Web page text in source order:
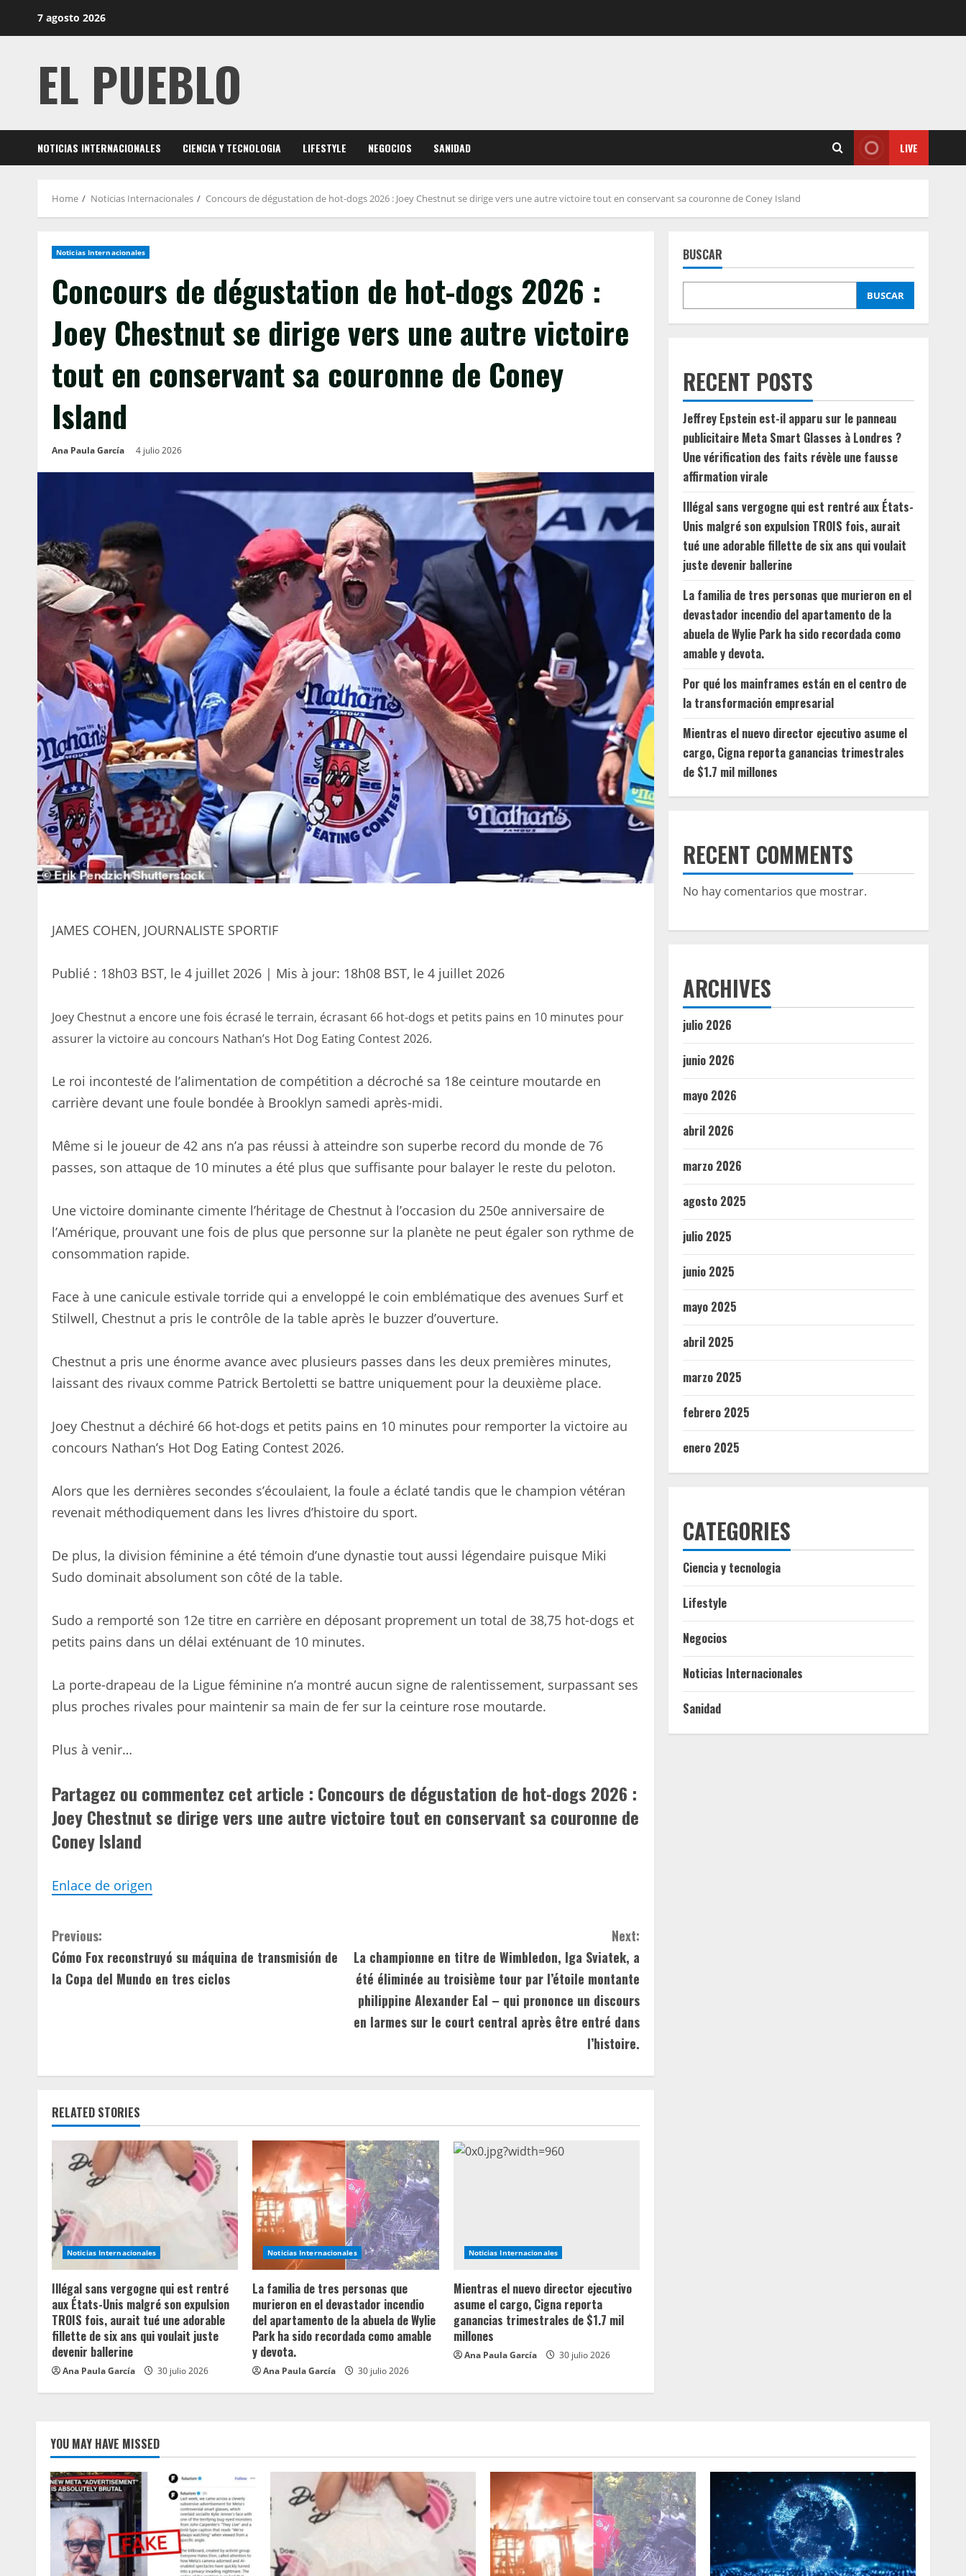
7 agosto 2026
EL PUEBLO
NOTICIAS INTERNACIONALES CIENCIA Y TECNOLOGIA LIFESTYLE NEGOCIOS SANIDAD LIVE
Home Noticias Internacionales Concours de dégustation de hot-dogs 2026 : Joey Chestnut se dirige vers une autre victoire tout en conservant sa couronne de Coney Island
Noticias Internacionales
Concours de dégustation de hot-dogs 2026 :
Joey Chestnut se dirige vers une autre victoire
tout en conservant sa couronne de Coney
Island
Ana Paula García 4 julio 2026
JAMES COHEN, JOURNALISTE SPORTIF
Publié : 18h03 BST, le 4 juillet 2026 | Mis à jour: 18h08 BST, le 4 juillet 2026
Joey Chestnut a encore une fois écrasé le terrain, écrasant 66 hot-dogs et petits pains en 10 minutes pour
assurer la victoire au concours Nathan’s Hot Dog Eating Contest 2026.
Le roi incontesté de l’alimentation de compétition a décroché sa 18e ceinture moutarde en
carrière devant une foule bondée à Brooklyn samedi après-midi.
Même si le joueur de 42 ans n’a pas réussi à atteindre son superbe record du monde de 76
passes, son attaque de 10 minutes a été plus que suffisante pour balayer le reste du peloton.
Une victoire dominante cimente l’héritage de Chestnut à l’occasion du 250e anniversaire de
l’Amérique, prouvant une fois de plus que personne sur la planète ne peut égaler son rythme de
consommation rapide.
Face à une canicule estivale torride qui a enveloppé le coin emblématique des avenues Surf et
Stilwell, Chestnut a pris le contrôle de la table après le buzzer d’ouverture.
Chestnut a pris une énorme avance avec plusieurs passes dans les deux premières minutes,
laissant des rivaux comme Patrick Bertoletti se battre uniquement pour la deuxième place.
Joey Chestnut a déchiré 66 hot-dogs et petits pains en 10 minutes pour remporter la victoire au
concours Nathan’s Hot Dog Eating Contest 2026.
Alors que les dernières secondes s’écoulaient, la foule a éclaté tandis que le champion vétéran
revenait méthodiquement dans les livres d’histoire du sport.
De plus, la division féminine a été témoin d’une dynastie tout aussi légendaire puisque Miki
Sudo dominait absolument son côté de la table.
Sudo a remporté son 12e titre en carrière en déposant proprement un total de 38,75 hot-dogs et
petits pains dans un délai exténuant de 10 minutes.
La porte-drapeau de la Ligue féminine n’a montré aucun signe de ralentissement, surpassant ses
plus proches rivales pour maintenir sa main de fer sur la ceinture rose moutarde.
Plus à venir…
Partagez ou commentez cet article : Concours de dégustation de hot-dogs 2026 :
Joey Chestnut se dirige vers une autre victoire tout en conservant sa couronne de
Coney Island
Enlace de origen
C
o
u
e
R
e
a
d
i
n
g
Previous:
Cómo Fox reconstruyó su máquina de transmisión de
la Copa del Mundo en tres ciclos
Next:
La championne en titre de Wimbledon, Iga Sviatek, a
été éliminée au troisième tour par l’étoile montante
philippine Alexander Eal – qui prononce un discours
en larmes sur le court central après être entré dans
l’histoire.
RELATED STORIES
Noticias Internacionales
Illégal sans vergogne qui est rentré
aux États-Unis malgré son expulsion
TROIS fois, aurait tué une adorable
fillette de six ans qui voulait juste
devenir ballerine
Ana Paula García 30 julio 2026
Noticias Internacionales
La familia de tres personas que
murieron en el devastador incendio
del apartamento de la abuela de Wylie
Park ha sido recordada como amable
y devota.
Ana Paula García 30 julio 2026
Noticias Internacionales
Mientras el nuevo director ejecutivo
asume el cargo, Cigna reporta
ganancias trimestrales de $1.7 mil
millones
Ana Paula García 30 julio 2026
BUSCAR
BUSCAR
RECENT POSTS
Jeffrey Epstein est-il apparu sur le panneau
publicitaire Meta Smart Glasses à Londres ?
Une vérification des faits révèle une fausse
affirmation virale
Illégal sans vergogne qui est rentré aux États-
Unis malgré son expulsion TROIS fois, aurait
tué une adorable fillette de six ans qui voulait
juste devenir ballerine
La familia de tres personas que murieron en el
devastador incendio del apartamento de la
abuela de Wylie Park ha sido recordada como
amable y devota.
Por qué los mainframes están en el centro de
la transformación empresarial
Mientras el nuevo director ejecutivo asume el
cargo, Cigna reporta ganancias trimestrales
de $1.7 mil millones
RECENT COMMENTS
No hay comentarios que mostrar.
ARCHIVES
julio 2026
junio 2026
mayo 2026
abril 2026
marzo 2026
agosto 2025
julio 2025
junio 2025
mayo 2025
abril 2025
marzo 2025
febrero 2025
enero 2025
CATEGORIES
Ciencia y tecnologia
Lifestyle
Negocios
Noticias Internacionales
Sanidad
YOU MAY HAVE MISSED